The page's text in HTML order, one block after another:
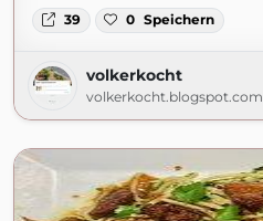
39 0 Speichern
volkerkocht
volkerkocht.blogspot.com